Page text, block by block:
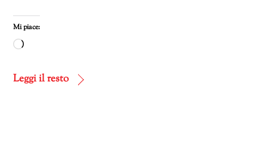
Mi piace:
Caricamento
corso…
Leggi il resto